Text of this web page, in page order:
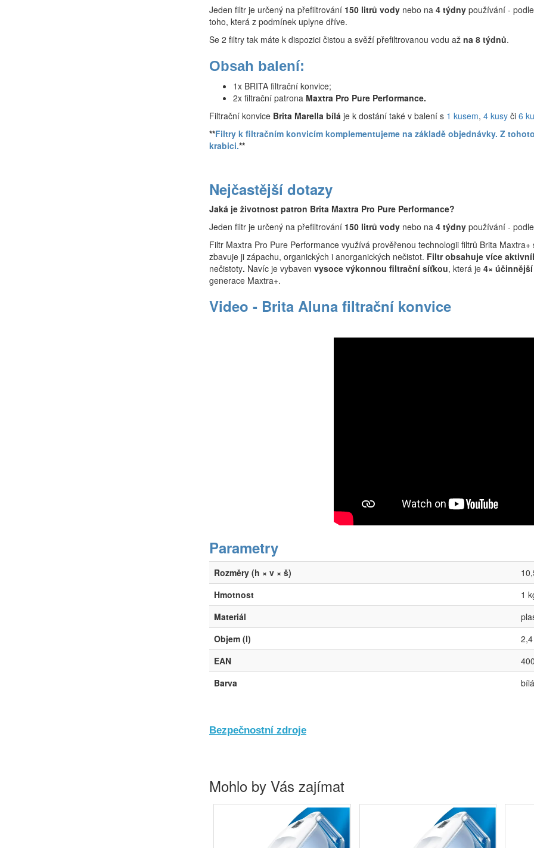
Jeden filtr je určený na přefiltrování 150 litrů vody nebo na 4 týdny používání - podle
toho, která z podmínek uplyne dříve.
Se 2 filtry tak máte k dispozici čistou a svěží přefiltrovanou vodu až na 8 týdnů.
Obsah balení:
1x BRITA filtrační konvice;
2x filtrační patrona Maxtra Pro Pure Performance.
Filtrační konvice Brita Marella bílá je k dostání také v balení s 1 kusem, 4 kusy či 6
**Filtry k filtračním konvicím komplementujeme na základě objednávky. Z
krabici.**
Nejčastější dotazy
Jaká je životnost patron Brita Maxtra Pro Pure Performance?
Jeden filtr je určený na přefiltrování 150 litrů vody nebo na 4 týdny používání -
Filtr Maxtra Pro Pure Performance využívá prověřenou technologii filtrů Brita
zbavuje ji zápachu, organických i anorganických nečistot. Filtr obsahuje více
nečistoty. Navíc je vybaven vysoce výkonnou filtrační síťkou, která je 4×
generace Maxtra+.
Video - Brita Aluna filtrační konvice
Parametry
Rozměry (h × v × š)
Hmotnost
1
Materiál
Objem (l)
EAN
Barva
bílá
Bezpečnostní zdroje
Mohlo by Vás zajímat